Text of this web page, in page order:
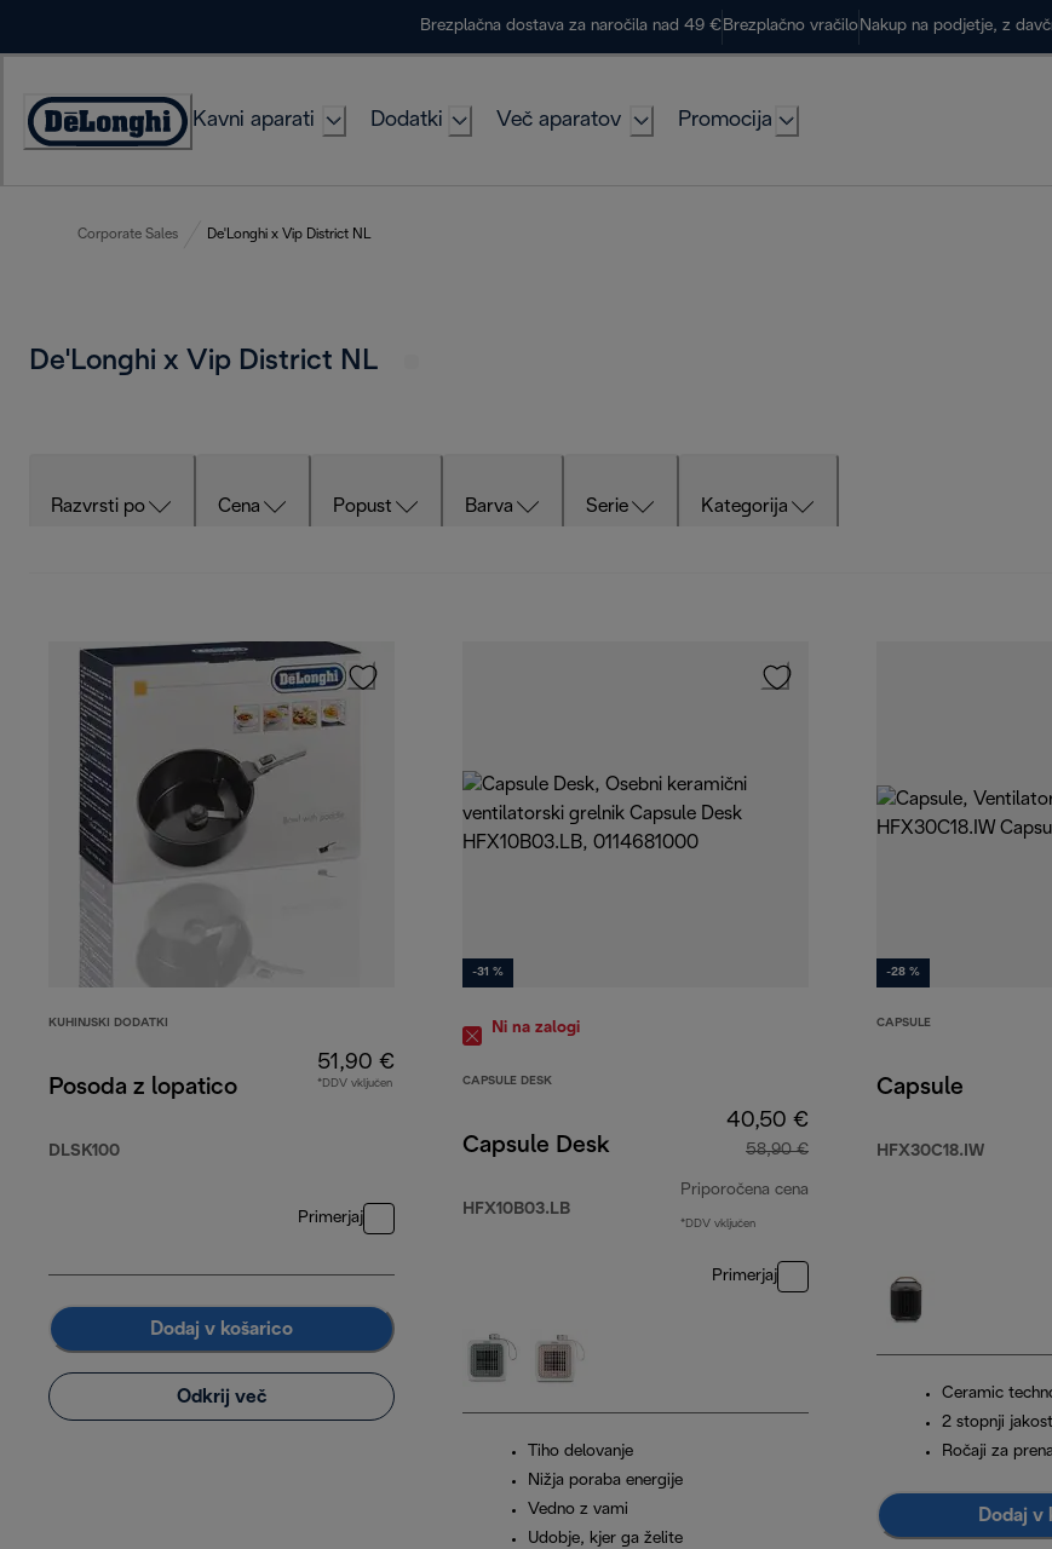
Brezplačna dostava za naročila nad 49 € Brezplačno vračilo Nakup na podjetje, z
Accessibility
Kavni aparati Dodatki Več aparatov Promocija
Corporate Sales De'Longhi x Vip District NL
De'Longhi x Vip District NL
Razvrsti po Cena Popust Barva Serie Kategorija
KUHINJSKI DODATKI
Posoda z lopatico
DLSK100
51,90 €
*DDV vključen
Primerjaj
Dodaj v košarico
Odkrij več
-31 %
Ni na zalogi
CAPSULE DESK
Capsule Desk
HFX10B03.LB
40,50 €
58,90 €
Priporočena cena
*DDV vključen
Primerjaj
Tiho delovanje
Nižja poraba energije
Vedno z vami
Udobje, kjer ga želite
-28 %
CAPSULE
Capsule
HFX30C18.IW
Ceramic
2 stopnji
Ročaji za
Dodaj v